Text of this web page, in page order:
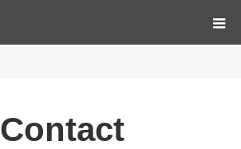
Contact